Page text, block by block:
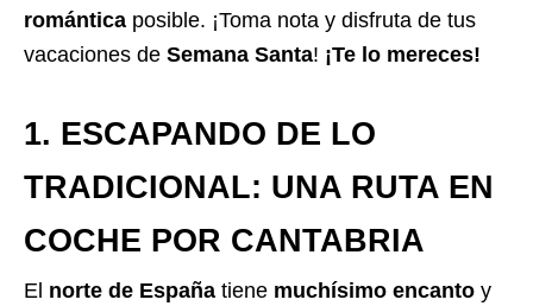
romántica posible. ¡Toma nota y disfruta de tus
vacaciones de Semana Santa! ¡Te lo mereces!
1. ESCAPANDO DE LO
TRADICIONAL: UNA RUTA EN
COCHE POR CANTABRIA
El norte de España tiene muchísimo encanto y